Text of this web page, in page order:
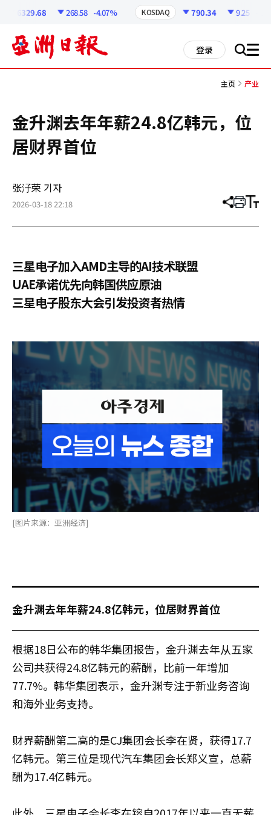
6329.68 268.58 -4.07% KOSDAQ 790.34 9.25
登录 搜 all
主页 产业
金升渊去年年薪24.8亿韩元，位
居财界首位
张汓荣 기자
2026-03-18 22:18 分
章
打 调
小
三星电子加入AMD主导的AI技术联盟
UAE承诺优先向韩国供应原油
三星电子股东大会引发投资者热情
[图片来源：亚洲经济]
金升渊去年年薪24.8亿韩元，位居财界首位
根据18日公布的韩华集团报告，金升渊去年从五家
公司共获得24.8亿韩元的薪酬，比前一年增加
77.7%。韩华集团表示，金升渊专注于新业务咨询
和海外业务支持。
财界薪酬第二高的是CJ集团会长李在贤，获得17.7
亿韩元。第三位是现代汽车集团会长郑义宣，总薪
酬为17.4亿韩元。